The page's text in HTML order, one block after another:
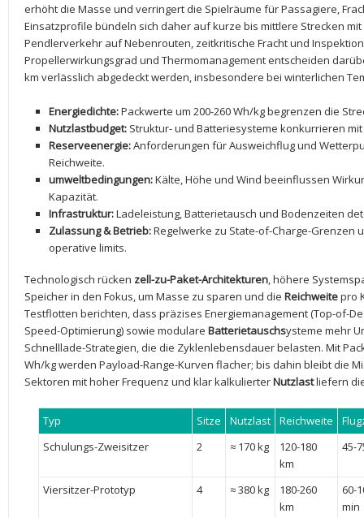
erhöht die ⁢Masse und​ verringert die ‍Spielräume für‌ Passagiere,
Einsatzprofile bündeln sich ​daher auf⁤ kurze bis mittlere Strecken
Pendlerverkehr auf Nebenrouten, zeitkritische Fracht‌ und
Propellerwirkungsgrad und Thermomanagement entscheiden
km verlässlich abgedeckt werden, insbesondere bei winterlichen
Energiedichte:⁢Packwerte um 200-260 Wh/kg ‍begrenzen die
Nutzlastbudget: Struktur- und Batteriesysteme konkurrieren
Reserveenergie:Anforderungen für Ausweichflug und
Reichweite.
umweltbedingungen:Kälte, Höhe und Wind beeinflussen
Kapazität.
Infrastruktur:Ladeleistung, Batterietausch und ⁣Bodenzeiten
Zulassung &​ Betrieb:Regelwerke zu State-of-Charge-Grenzen
operative limits.
Technologisch rücken zell-zu-Paket-Architekturen, höhere
Speicher in‌ den Fokus, um Masse ‍zu sparen und die Reichweitepro
Testflotten berichten, dass präzises Energiemanagement (Top-of-
Speed-Optimierung) sowie modulare Batterietauschsysteme⁢ mehr
Schnelllade-Strategien, die ⁣die ‌Zyklenlebensdauer ⁣belasten. Mit
Wh/kg werden Payload-Range-Kurven flacher; bis⁢ dahin bleibt die
Sektoren mit hoher Frequenz und ‍klar kalkulierter​Nutzlastliefern
Typ Sitze Nutzlast Reichweite
Schulungs-Zweisitzer
2 ≈ 170 kg
120-180
km
45-
Viersitzer-Prototyp 4 ≈ 380 kg
180-260
km
60-
min